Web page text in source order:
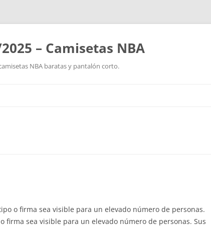
– Camisetas NBA
NBA baratas y pantalón corto.
o firma sea visible para un elevado número de personas.
sea visible para un elevado número de personas. Sus